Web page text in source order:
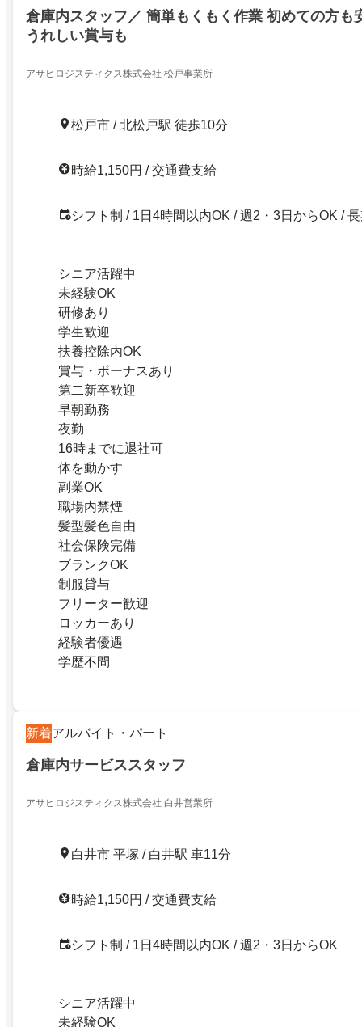
倉庫内スタッフ／ 簡単もくもく作業 初めての方も
うれしい賞与も
アサヒロジスティクス株式会社 松戸事業所
松戸市 / 北松戸駅 徒歩10分
時給1,150円 / 交通費支給
シフト制 / 1日4時間以内OK / 週2・3日からOK /
シニア活躍中
未経験OK
研修あり
学生歓迎
扶養控除内OK
賞与・ボーナスあり
第二新卒歓迎
早朝勤務
夜勤
16時までに退社可
体を動かす
副業OK
職場内禁煙
髪型髪色自由
社会保険完備
ブランクOK
制服貸与
フリーター歓迎
ロッカーあり
経験者優遇
学歴不問
新着アルバイト・パート
倉庫内サービススタッフ
アサヒロジスティクス株式会社 白井営業所
白井市 平塚 / 白井駅 車11分
時給1,150円 / 交通費支給
シフト制 / 1日4時間以内OK / 週2・3日からOK
シニア活躍中
未経験OK